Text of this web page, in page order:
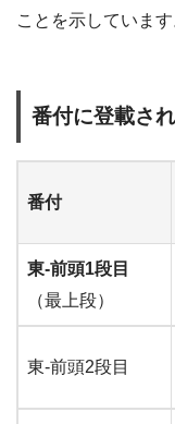
ことを示しています
番付に登載さ
番付
東-前頭1段目
（最上段）
東-前頭2段目